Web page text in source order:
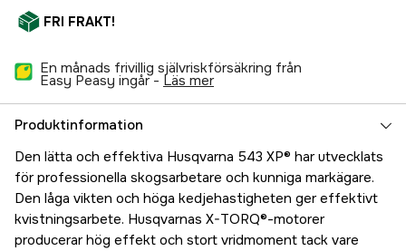
FRI FRAKT!
En månads frivillig självriskförsäkring från
Easy Peasy ingår - läs mer
Produktinformation
Den lätta och effektiva Husqvarna 543 XP® har utvecklats
för professionella skogsarbetare och kunniga markägare.
Den låga vikten och höga kedjehastigheten ger effektivt
kvistningsarbete. Husqvarnas X-TORQ®-motorer
producerar hög effekt och stort vridmoment tack vare